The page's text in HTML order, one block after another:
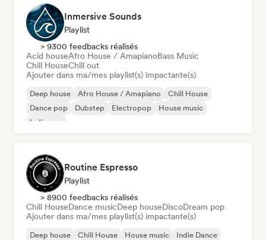
Inmersive Sounds
Playlist
> 9300 feedbacks réalisés
Acid houseAfro House / AmapianoBass Music
Chill HouseChill out
Ajouter dans ma/mes playlist(s) impactante(s)
Deep house Afro House / Amapiano
Chill House
Dance pop
Dubstep Electropop
House music
Indie pop
Routine Espresso
Playlist
> 8900 feedbacks réalisés
Chill HouseDance musicDeep houseDiscoDream pop
Ajouter dans ma/mes playlist(s) impactante(s)
Deep house Chill House House music
Indie Dance